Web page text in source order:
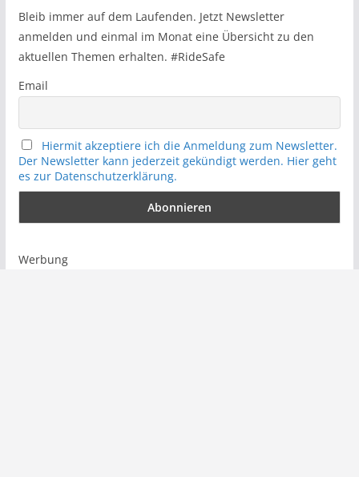
h
Bleib immer auf dem Laufenden. Jetzt Newsletter
anmelden und einmal im Monat eine Übersicht zu den
aktuellen Themen erhalten. #RideSafe
Email
Hiermit akzeptiere ich die Anmeldung zum Newsletter.
Der Newsletter kann jederzeit gekündigt werden. Hier geht
es zur Datenschutzerklärung.
Werbung